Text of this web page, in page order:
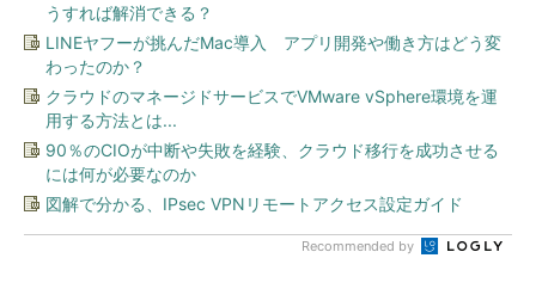
うすれば解消できる？
LINEヤフーが挑んだMac導入 アプリ開発や働き方はどう変
わったのか？
クラウドのマネージドサービスでVMware vSphere環境を運
用する方法とは...
90％のCIOが中断や失敗を経験、クラウド移行を成功させる
には何が必要なのか
図解で分かる、IPsec VPNリモートアクセス設定ガイド
Recommended by